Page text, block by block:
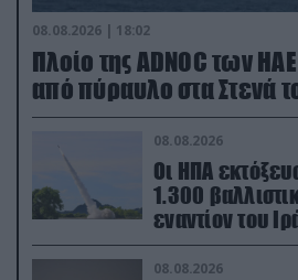
08.08.2026 | 18:02
Πλοίο της ADNOC των
από πύραυλο στα Στενά
08.08.2026
Οι ΗΠΑ
1.300
εναντίον του
διάρκεια του
08.08.2026